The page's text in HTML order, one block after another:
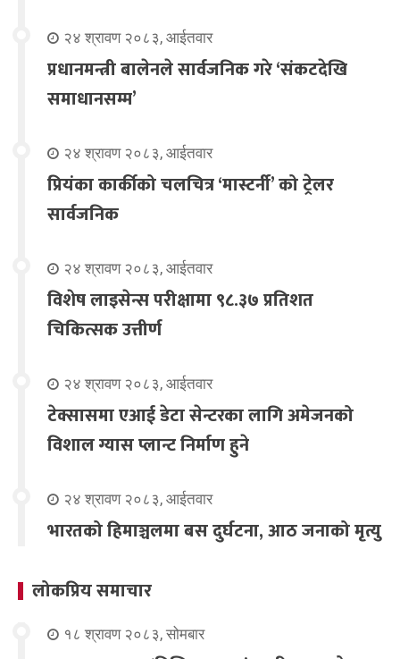
२४ श्रावण २०८३, आईतवार
प्रधानमन्त्री बालेनले सार्वजनिक गरे ‘संकटदेखि
समाधानसम्म’
२४ श्रावण २०८३, आईतवार
प्रियंका कार्कीको चलचित्र ‘मास्टर्नी’ को ट्रेलर
सार्वजनिक
२४ श्रावण २०८३, आईतवार
विशेष लाइसेन्स परीक्षामा ९८.३७ प्रतिशत
चिकित्सक उत्तीर्ण
२४ श्रावण २०८३, आईतवार
टेक्सासमा एआई डेटा सेन्टरका लागि अमेजनको
विशाल ग्यास प्लान्ट निर्माण हुने
२४ श्रावण २०८३, आईतवार
भारतको हिमाञ्चलमा बस दुर्घटना, आठ जनाको मृत्यु
लोकप्रिय समाचार
१८ श्रावण २०८३, सोमबार